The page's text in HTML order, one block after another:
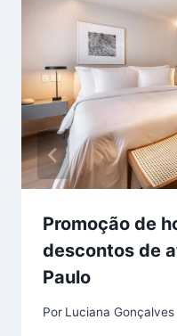
Promoção de
descontos de
Paulo
Por Luciana Gonçalves